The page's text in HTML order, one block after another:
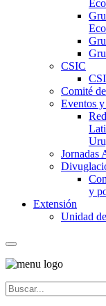
CSIC
Comité
Eventos
Jornadas
y
Extensión
Unidad